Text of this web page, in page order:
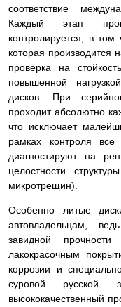
соответствие
Каждый этап
контролируется, в том
которая производится
проверка на
повышенной
дисков. При
проходит абсолютно
что исключает
рамках контроля все
диагностируют на
целостности
микротрещин).
Особенно литые
автовладельцам,
завидной
лакокрасочным
коррозии и
суровой русской
высококачественный